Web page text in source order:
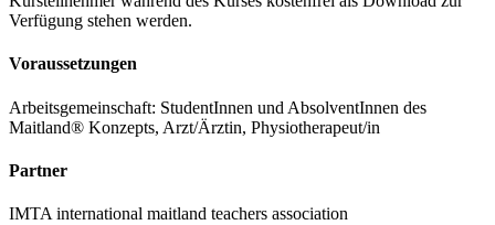
Verfügung stehen werden.
Voraussetzungen
Arbeitsgemeinschaft: StudentInnen und AbsolventInnen des
Maitland® Konzepts, Arzt/Ärztin, Physiotherapeut/in
Partner
IMTA international maitland teachers association